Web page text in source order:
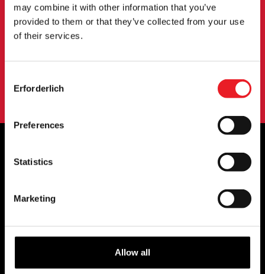
may combine it with other information that you’ve
provided to them or that they’ve collected from your use
of their services.
Selection
Erforderlich
Preferences
Statistics
Marketing
Allow all
Veranstaltungen und mehr informiert zu werden.
unseremDatenschutzbestimmungen
OFFIZIELLE UK & EUROPÄISCHE